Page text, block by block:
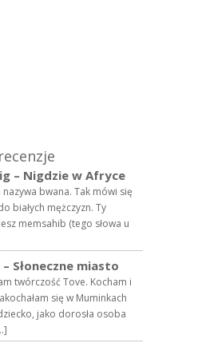
– Nigdzie w Afryce
nazywa bwana. Tak mówi się
białych mężczyzn. Ty
memsahib (tego słowa u
Słoneczne miasto
twórczość Tove. Kocham i
się w Muminkach
jako dorosła osoba